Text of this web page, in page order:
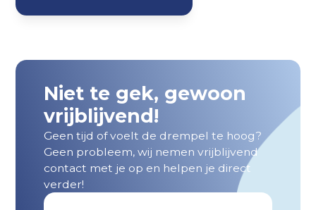
Niet te gek, gewoon
vrijblijvend!
Geen tijd of voelt de drempel te hoog?
Geen probleem, wij nemen vrijblijvend
contact met je op en helpen je direct
verder!